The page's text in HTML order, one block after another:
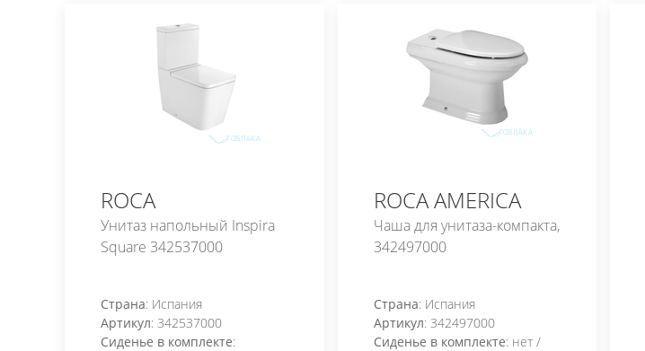
ROCA
Унитаз напольный Inspira
Square 342537000
Страна: Испания
Артикул: 342537000
Сиденье в комплекте:
ROCA AMERICA
Чаша для унитаза-компакта,
342497000
Страна: Испания
Артикул: 342497000
Сиденье в комплекте: нет /